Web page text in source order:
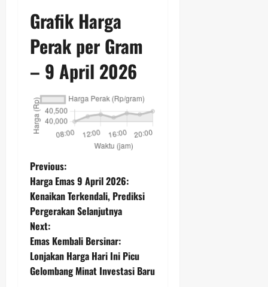
Grafik Harga
Perak per Gram
– 9 April 2026
P
o
s
t
n
Previous:
Harga Emas 9 April 2026:
Kenaikan Terkendali, Prediksi
Pergerakan Selanjutnya
Next:
Emas Kembali Bersinar:
Lonjakan Harga Hari Ini Picu
Gelombang Minat Investasi Baru